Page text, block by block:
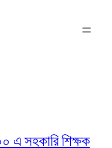
এ সহকারি শিক্ষক